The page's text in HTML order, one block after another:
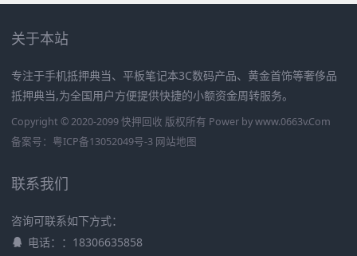
关于本站
专注于手机抵押典当、平板笔记本3C数码产品、黄金首饰等奢侈品
抵押典当,为全国用户方便提供快捷的小额资金周转服务。
Copyright © 2020-2099 快押回收 版权所有 Power bywww.0663v.Com
备案号： 粤ICP备13052049号-3 网站地图
联系我们
咨询可联系如下方式：
电话：：18306635858